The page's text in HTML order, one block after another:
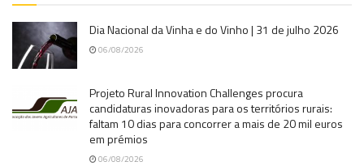
Dia Nacional da Vinha e do Vinho | 31 de julho 2026
06/08/2026
Projeto Rural Innovation Challenges procura
candidaturas inovadoras para os territórios rurais:
faltam 10 dias para concorrer a mais de 20 mil euros
em prémios
06/08/2026